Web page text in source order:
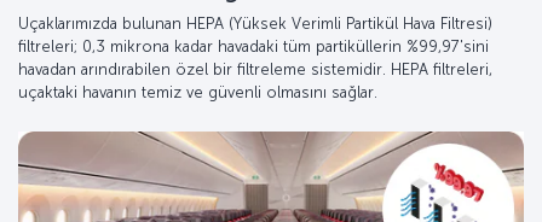
Uçaklarımızda bulunan HEPA (Yüksek Verimli Partikül Hava Filtresi)
filtreleri; 0,3 mikrona kadar havadaki tüm partiküllerin %99,97'sini
havadan arındırabilen özel bir filtreleme sistemidir. HEPA filtreleri,
uçaktaki havanın temiz ve güvenli olmasını sağlar.